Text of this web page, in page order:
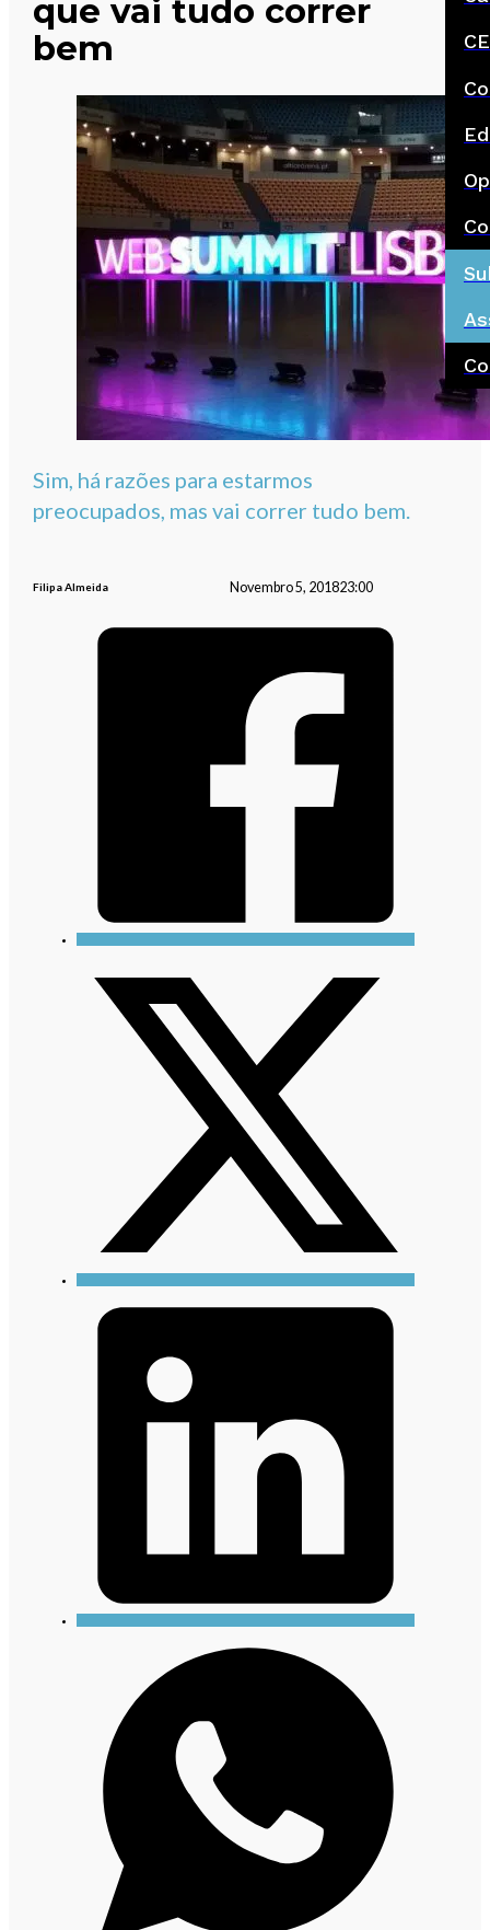
que vai tudo correr
bem
Sim, há razões para estarmos
preocupados, mas vai correr tudo bem.
Filipa Almeida Novembro 5, 201823:00